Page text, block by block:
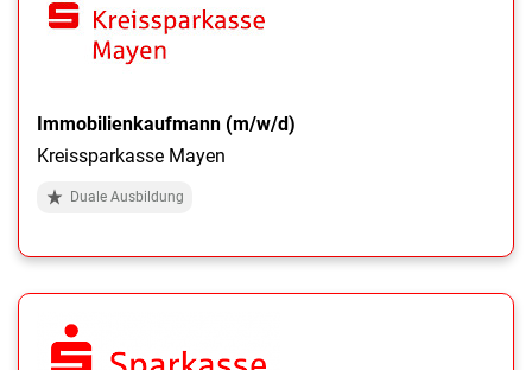
Immobilienkaufmann (m/w/d)
Kreissparkasse Mayen
Duale Ausbildung